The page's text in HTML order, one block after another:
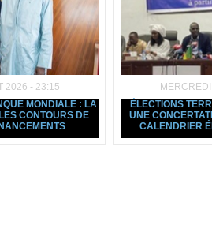
2026 - 23:15
MONDIALE : LA
CONTOURS DE
ÉLECTIONS
UNE
CALENDRIER